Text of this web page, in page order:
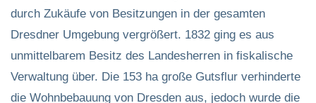
durch Zukäufe von Besitzungen in der gesamten
Dresdner Umgebung vergrößert. 1832 ging es aus
unmittelbarem Besitz des Landesherren in fiskalische
Verwaltung über. Die 153 ha große Gutsflur verhinderte
die Wohnbebauung von Dresden aus, jedoch wurde die